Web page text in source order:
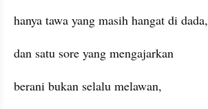
hanya tawa yang masih hangat di dada,
dan satu sore yang mengajarkan
berani bukan selalu melawan,